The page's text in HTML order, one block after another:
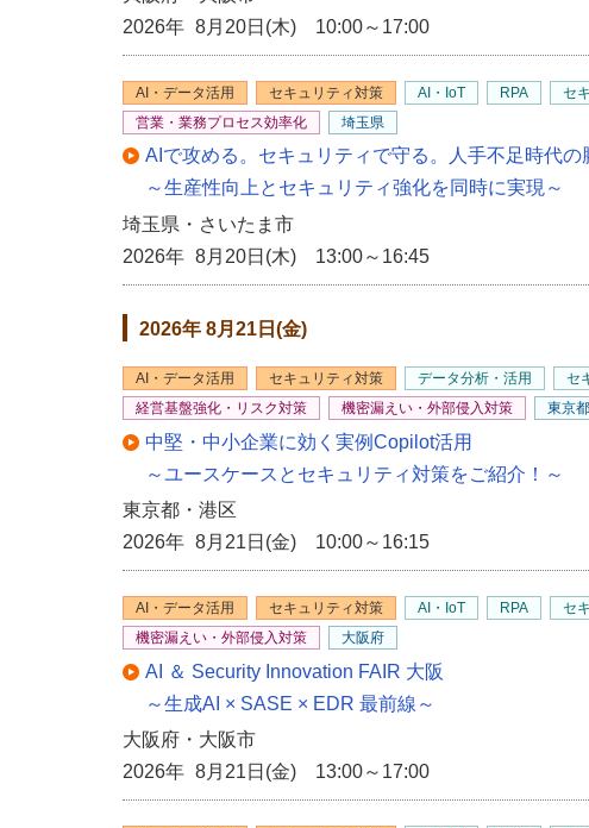
2026年 8月20日(木) 10:00～17:00
AI・データ活用 セキュリティ対策 AI・IoT RPA セ
営業・業務プロセス効率化
埼玉県
AIで攻める。セキュリティで守る。人手不足時代の
～生産性向上とセキュリティ強化を同時に実現～
埼玉県・さいたま市
2026年 8月20日(木) 13:00～16:45
2026年 8月21日(金)
AI・データ活用 セキュリティ対策 データ分析・活用 セ
経営基盤強化・リスク対策
機密漏えい・外部侵入対策 東京都
中堅・中小企業に効く実例Copilot活用
～ユースケースとセキュリティ対策をご紹介！～
東京都・港区
2026年 8月21日(金) 10:00～16:15
AI・データ活用 セキュリティ対策 AI・IoT RPA セ
機密漏えい・外部侵入対策
大阪府
AI ＆ Security Innovation FAIR 大阪
～生成AI × SASE × EDR 最前線～
大阪府・大阪市
2026年 8月21日(金) 13:00～17:00